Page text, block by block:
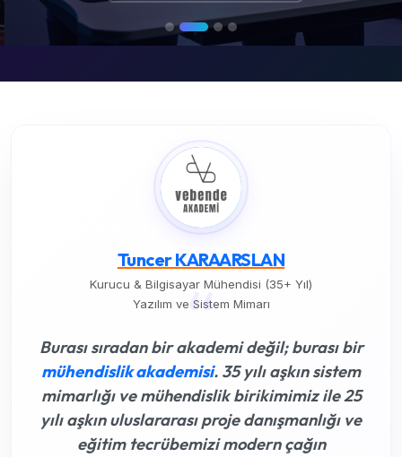
Tuncer KARAARSLAN
Kurucu & Bilgisayar Mühendisi (35+ Yıl)
Yazılım ve Sistem Mimarı
“
Burası sıradan bir akademi değil; burası bir
mühendislik akademisi. 35 yılı aşkın sistem
mimarlığı ve mühendislik birikimimiz ile 25
yılı aşkın uluslararası proje danışmanlığı ve
eğitim tecrübemizi modern çağın